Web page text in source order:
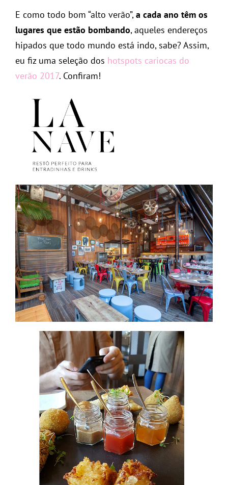
E como todo bom “alto verão”,a cada ano têm os
lugares que estão bombando, aqueles endereços
hipados que todo mundo está indo, sabe? Assim,
eu fiz uma seleção dos hotspots cariocas do
verão 2017. Confiram!